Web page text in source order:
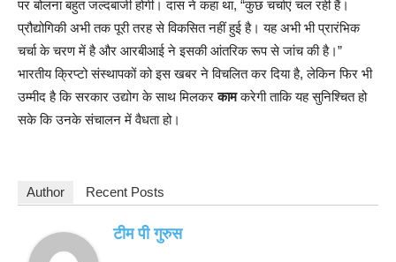
पर बोलना बहुत जल्दबाजी होगी। दास ने कहा था, “कुछ चर्चाएं चल रही हैं।
प्रौद्योगिकी अभी तक पूरी तरह से विकसित नहीं हुई है। यह अभी भी प्रारंभिक
चर्चा के चरण में है और आरबीआई ने इसकी आंतरिक रूप से जांच की है।”
भारतीय क्रिप्टो संस्थापकों को इस खबर ने विचलित कर दिया है, लेकिन फिर भी
उम्मीद है कि सरकार उद्योग के साथ मिलकरकामकरेगी ताकि यह सुनिश्चित हो
सके कि उनके संचालन में वैधता हो।
Author Recent Posts
टीम पी गुरुस